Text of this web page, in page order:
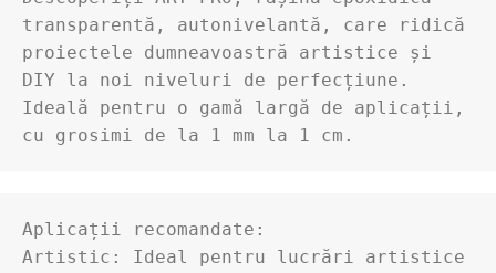
transparentă, autonivelantă, care ridică
proiectele dumneavoastră artistice și
DIY la noi niveluri de perfecțiune.
Ideală pentru o gamă largă de aplicații,
Aplicații recomandate:
Artistic: Ideal pentru lucrări artistice